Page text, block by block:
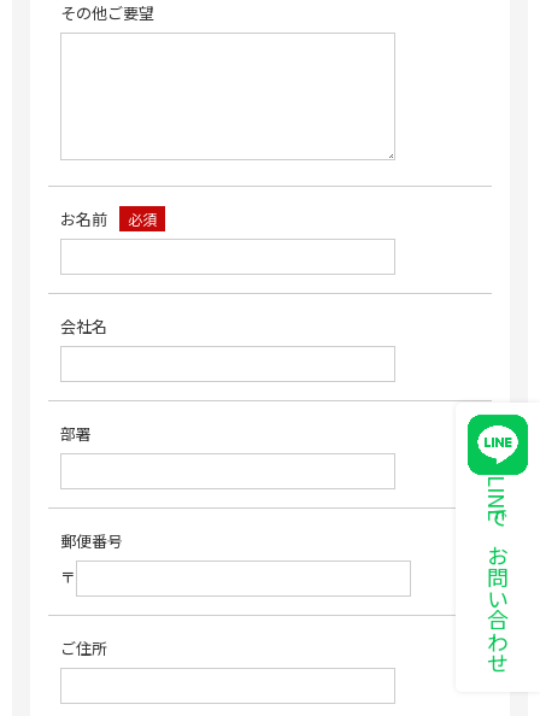
LINEでお問い合わせ
その他ご要望
お名前 必須
会社名
部署
郵便番号
〒
ご住所